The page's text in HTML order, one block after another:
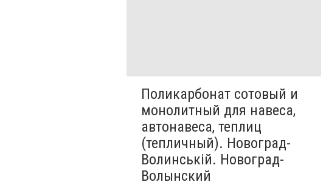
Поликарбонат сотовый и
монолитный для навеса,
автонавеса, теплиц
(тепличный). Новоград-
Волинській. Новоград-
Волынский